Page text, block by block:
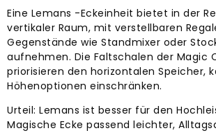
Eine Lemans -Eckeinheit bietet in der
vertikaler Raum, mit verstellbaren
Gegenstände wie Standmixer oder
aufnehmen. Die Faltschalen der Magic
priorisieren den horizontalen Speicher,
Höhenoptionen einschränken.
Urteil: Lemans ist besser für den
Magische Ecke passend leichter,